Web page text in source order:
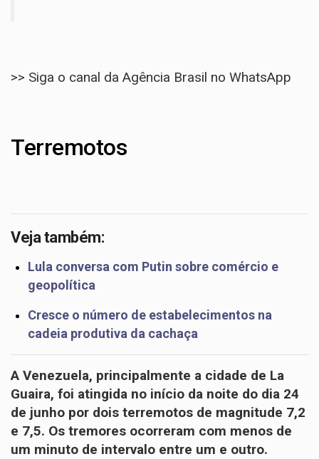
>> Siga o canal da Agência Brasil no WhatsApp
Terremotos
Veja também:
Lula conversa com Putin sobre comércio e
geopolítica
Cresce o número de estabelecimentos na
cadeia produtiva da cachaça
A Venezuela, principalmente a cidade de La
Guaira, foi atingida no início da noite do dia 24
de junho por dois terremotos de magnitude 7,2
e 7,5. Os tremores ocorreram com menos de
um minuto de intervalo entre um e outro.